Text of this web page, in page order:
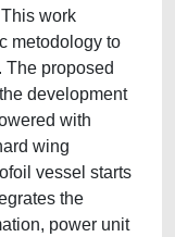
work
metodology to
proposed
development
with
wing
vessel starts
the
power unit